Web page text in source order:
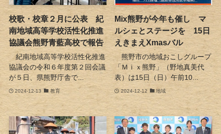
校歌・校章２月に公表 紀
南地域高等学校活性化推進
協議会熊野青藍高校で報告
紀南地域高等学校活性化推進
協議会の令和６年度第２回会議
が５日、県熊野庁舎で...
2024-12-13 教育
Mix熊野が今年も催し マ
ルシェとステージを 15日
えきまえXmasバル
熊野市の地域おこしグループ
「Ｍｉｘ熊野」（野地真美代
表）は15日（日）午前10...
2024-12-12 地域